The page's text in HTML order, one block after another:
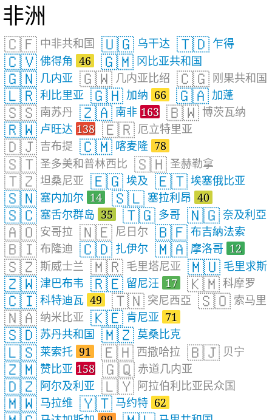
非洲
🇨🇫 中非共和国 🇺🇬 乌干达 🇹🇩 乍得
🇨🇻 佛得角 46 🇬🇲 冈比亚共和国
🇬🇳 几内亚 🇬🇼 几内亚比绍 🇨🇬 刚果共和国
🇱🇷 利比里亚 🇬🇭 加纳 66 🇬🇦 加蓬
🇸🇸 南苏丹 🇿🇦 南非 163 🇧🇼 博茨瓦纳
🇷🇼 卢旺达 138 🇪🇷 厄立特里亚
🇩🇯 吉布提 🇨🇲 喀麦隆 78
🇸🇹 圣多美和普林西比 🇸🇭 圣赫勒拿
🇹🇿 坦桑尼亚 🇪🇬 埃及 🇪🇹 埃塞俄比亚
🇸🇳 塞内加尔 14 🇸🇱 塞拉利昂 40
🇸🇨 塞舌尔群岛 35 🇹🇬 多哥 🇳🇬 奈及利亞
🇦🇴 安哥拉 🇳🇪 尼日尔 🇧🇫 布吉納法索
🇧🇮 布隆迪 🇨🇩 扎伊尔 🇲🇦 摩洛哥 12
🇸🇿 斯威士兰 🇲🇷 毛里塔尼亚 🇲🇺 毛里求斯
🇿🇼 津巴布韦 🇷🇪 留尼汪 17 🇰🇲 科摩罗
🇨🇮 科特迪瓦 49 🇹🇳 突尼西亞 🇸🇴 索马里
🇳🇦 纳米比亚 🇰🇪 肯尼亚 71
🇸🇩 苏丹共和国 🇲🇿 莫桑比克
🇱🇸 莱索托 91 🇪🇭 西撒哈拉 🇧🇯 贝宁
🇿🇲 赞比亚 158 🇬🇶 赤道几内亚
🇩🇿 阿尔及利亚 🇱🇾 阿拉伯利比亚民众国
🇲🇼 马拉维 🇾🇹 马约特 62